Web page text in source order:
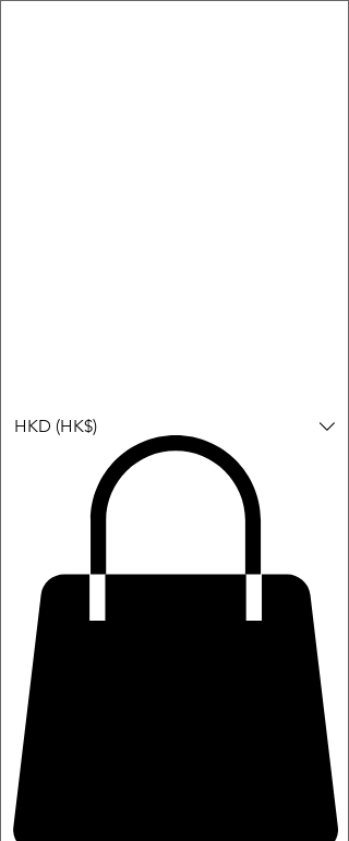
HKD (HK$)